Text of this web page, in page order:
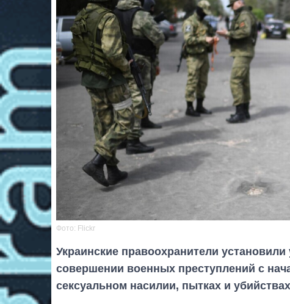
Фото: Flickr
Украинские правоохранители
совершении военных преступлений с
сексуальном насилии, пытках и